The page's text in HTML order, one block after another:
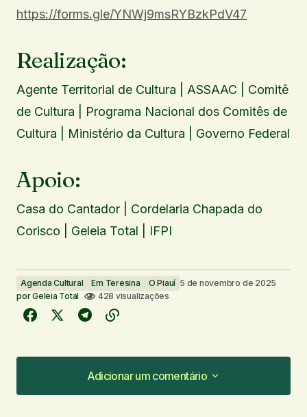
https://forms.gle/YNWj9msRYBzkPdV47
Realização:
Agente Territorial de Cultura | ASSAAC | Comitê
de Cultura | Programa Nacional dos Comitês de
Cultura | Ministério da Cultura | Governo Federal
Apoio:
Casa do Cantador | Cordelaria Chapada do
Corisco | Geleia Total | IFPI
Agenda Cultural Em Teresina O Piauí 5 de novembro de 2025
porGeleia Total 428 visualizações
Adicionar um comentário
Adicionar um comentário